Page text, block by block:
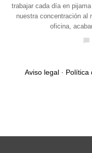
trabajar cada día en
nuestra concentración al
oficina,
chat_bubble
Aviso legal· Política